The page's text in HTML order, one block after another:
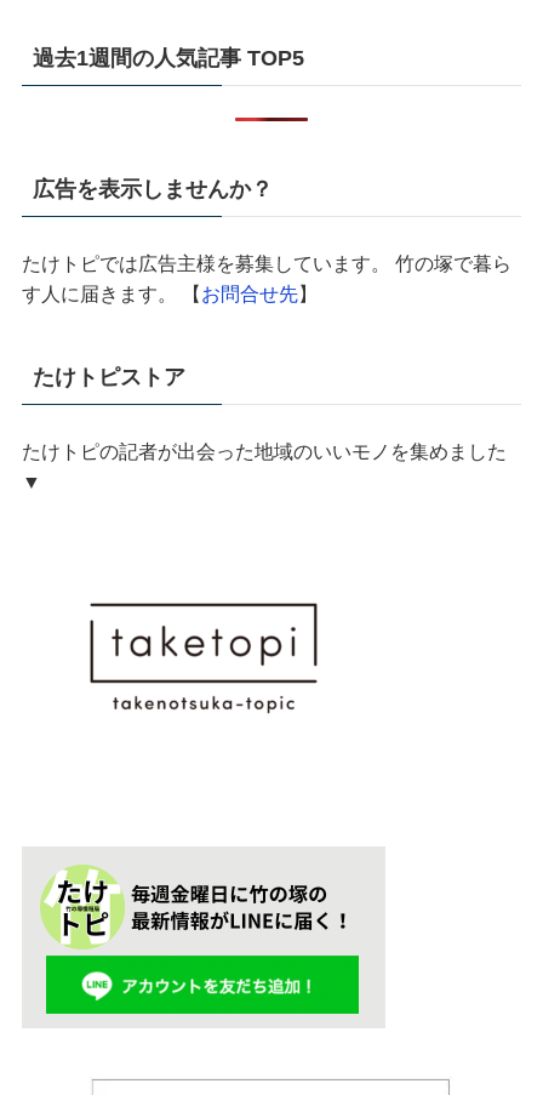
過去1週間の人気記事 TOP5
広告を表示しませんか？
たけトピでは広告主様を募集しています。 竹の塚で暮ら
す人に届きます。 【 お問合せ先】
たけトピストア
たけトピの記者が出会った地域のいいモノを集めました
▼